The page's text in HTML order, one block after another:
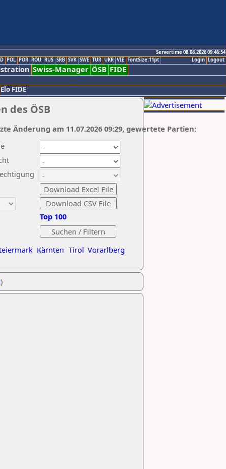
Servertime 08.08.2026 09:46:54
Logout
Login
POL POR ROU RUS SRB SVK SWE TUR UKR VIE FontSize:11pt
Swiss-Manager ÖSB FIDE
Elo FIDE
des ÖSB
Kärnten Tirol Vorarlberg
Top 100
Änderung am 11.07.2026 09:29, gewertete Partien:
)